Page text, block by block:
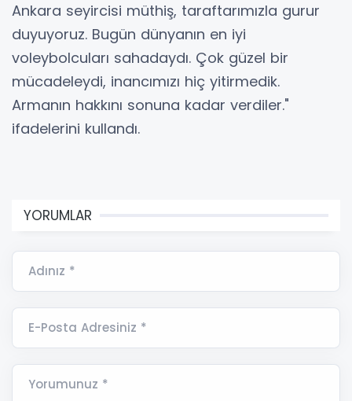
Ankara seyircisi müthiş, taraftarımızla gurur
duyuyoruz. Bugün dünyanın en iyi
voleybolcuları sahadaydı. Çok güzel bir
mücadeleydi, inancımızı hiç yitirmedik.
Armanın hakkını sonuna kadar verdiler."
ifadelerini kullandı.
YORUMLAR
Adınız *
E-Posta Adresiniz *
Yorumunuz *